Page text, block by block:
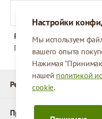
Настройки
Мы используем
вашего опыта
Нажимая
нашей политикой
cookie.
Реквизиты
Продукты
Рабочее время
Понедельник - Пятница